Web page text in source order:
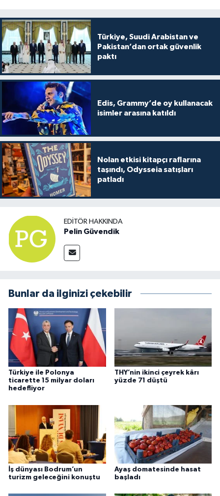
Türkiye, Suudi Arabistan ve
Pakistan’dan ortak güvenlik
paktı
Edis, Grammy’de oy kullanacak
isimler arasına katıldı
Nolan etkisi kitapçı raflarına
taşındı, Odysseia satışları
patladı
EDITÖR HAKKINDA
Pelin Güvendik
Bunlar da ilginizi çekebilir
Türkiye ile Polonya
ticarette 15 milyar doları
hedefliyor
THY’nin ikinci çeyrek kârı
yüzde 71 düştü
İş dünyası Bodrum’un
turizm geleceğini konuştu
Ayaş domatesinde hasat
başladı